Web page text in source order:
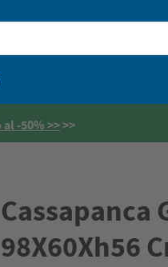
al -50% >>>>
Cassapanca
98X60Xh56